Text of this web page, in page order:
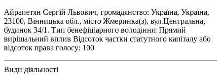
Айрапетян Сергій Львович, громадянство: Україна, Україна,
23100, Вінницька обл., місто Жмеринка(з), вул.Центральна,
будинок 34/1. Тип бенефіціарного володіння: Прямий
вирішальний вплив Відсоток частки статутного капіталу або
відсоток права голосу: 100
Види діяльності